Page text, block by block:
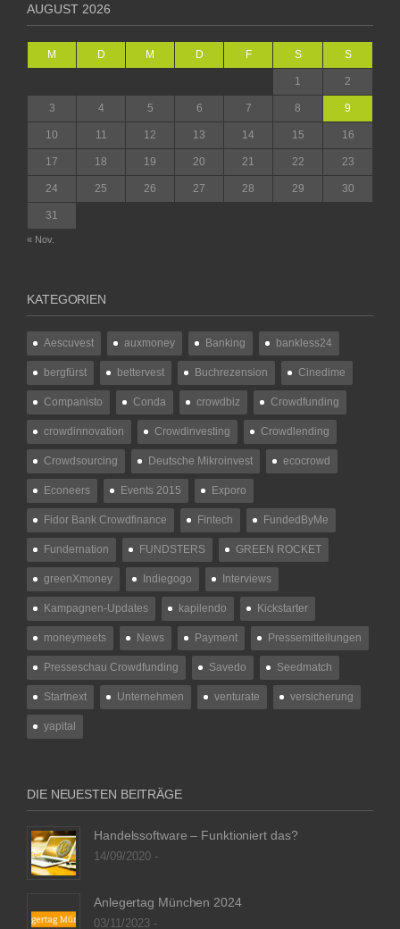
AUGUST 2026
M D M D F S S
1 2
3 4 5 6 7 8 9
10 11 12 13 14 15 16
17 18 19 20 21 22 23
24 25 26 27 28 29 30
31
« Nov.
KATEGORIEN
Aescuvest auxmoney Banking bankless24
bergfürst bettervest Buchrezension Cinedime
Companisto Conda crowdbiz Crowdfunding
crowdinnovation Crowdinvesting Crowdlending
Crowdsourcing Deutsche Mikroinvest ecocrowd
Econeers Events 2015 Exporo
Fidor Bank Crowdfinance Fintech FundedByMe
Fundernation FUNDSTERS GREEN ROCKET
greenXmoney Indiegogo Interviews
Kampagnen-Updates kapilendo Kickstarter
moneymeets News Payment Pressemitteilungen
Presseschau Crowdfunding Savedo Seedmatch
Startnext Unternehmen venturate versicherung
yapital
DIE NEUESTEN BEITRÄGE
Handelssoftware – Funktioniert das?
14/09/2020 -
Anlegertag München 2024
03/11/2023 -